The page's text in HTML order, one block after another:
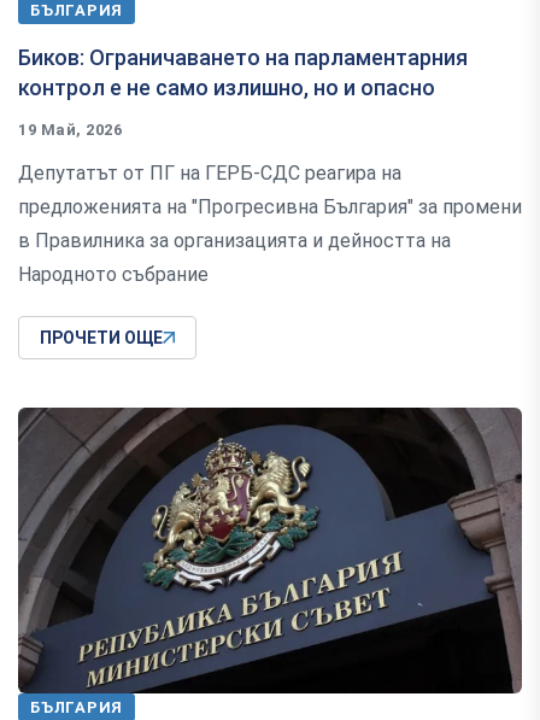
БЪЛГАРИЯ
Биков: Ограничаването на парламентарния
контрол е не само излишно, но и опасно
19 Май, 2026
Депутатът от ПГ на ГЕРБ-СДС реагира на
предложенията на "Прогресивна България" за промени
в Правилника за организацията и дейността на
Народното събрание
ПРОЧЕТИ ОЩЕ
БЪЛГАРИЯ